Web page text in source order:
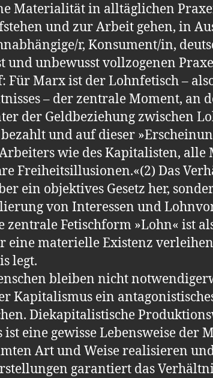
Materialität in alltäglichen
und zur Arbeit gehen, in
r, Konsument/in,
und unbewusst vollzogenen
Für Marx ist der Lohnfetisch –
– der zentrale Moment, an
der Geldbeziehung zwischen
und auf dieser
wie des Kapitalisten,
Freiheitsillusionen.«(2) Das
ein objektives Gesetz her,
von Interessen und
zentrale Fetischform »Lohn« ist
eine materielle Existenz
legt.
bleiben nicht
Kapitalismus ein
Diekapitalistische
eine gewisse Lebensweise der
Art und Weise realisieren
garantiert das